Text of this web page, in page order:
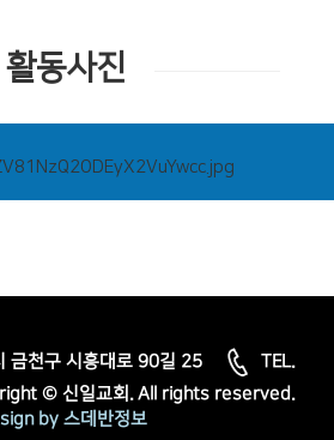
활동사진
금천구 시흥대로 90길 25
TEL.
© 신일교회. All rights reserved.
by 스데반정보